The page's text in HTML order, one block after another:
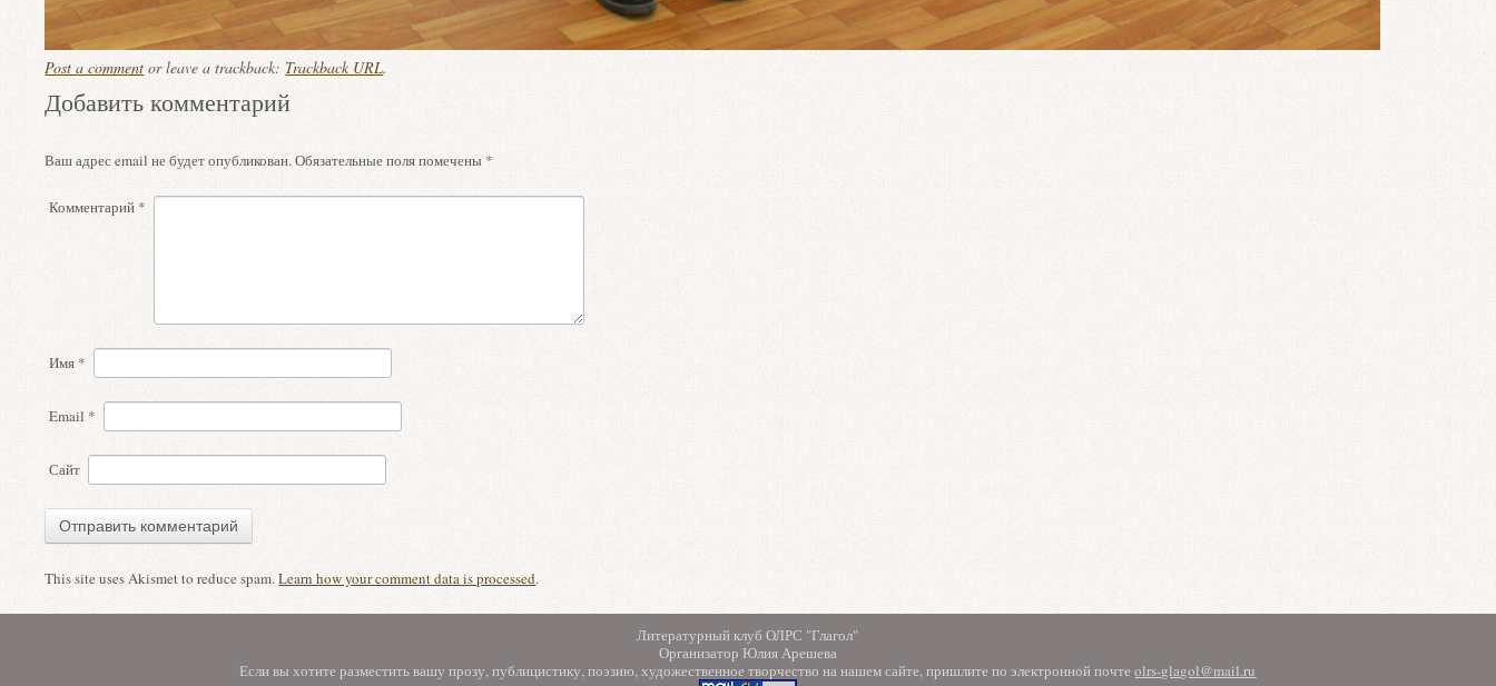
Post a comment or leave a trackback: Trackback URL.
Добавить комментарий
Ваш адрес email не будет опубликован.Обязательные поля помечены *
Комментарий *
Имя *
Email *
Сайт
This site uses Akismet to reduce spam.Learn how your comment data is processed.
Литературный клуб ОЛРС "Глагол"
Организатор Юлия Арешева
Если вы хотите разместить вашу прозу, публицистику, поэзию, художественное творчество на нашем сайте, пришлите по электронной почтеolrs-glagol@mail.ru